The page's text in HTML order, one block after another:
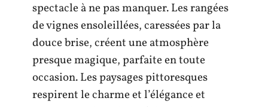
spectacle à ne pas manquer. Les rangées
de vignes ensoleillées, caressées par la
douce brise, créent une atmosphère
presque magique, parfaite en toute
occasion. Les paysages pittoresques
respirent le charme et l’élégance et